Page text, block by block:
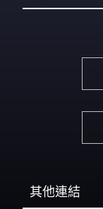
其他連結